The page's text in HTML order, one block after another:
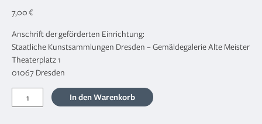
7,00€
Anschrift der geförderten Einrichtung:
Staatliche Kunstsammlungen Dresden – Gemäldegalerie Alte Meister
Theaterplatz 1
01067 Dresden
"Blumenstillleben"
Menge
In den Warenkorb